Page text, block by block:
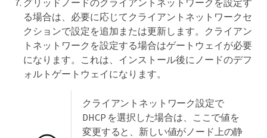
る場合は、必要に応じてクライアントネットワークセ
クションで設定を追加または更新します。クライアン
トネットワークを設定する場合はゲートウェイが必要
になります。これは、インストール後にノードのデフ
ォルトゲートウェイになります。
クライアントネットワーク設定で
DHCP を選択した場合は、ここで値を
変更すると、新しい値がノード上の静